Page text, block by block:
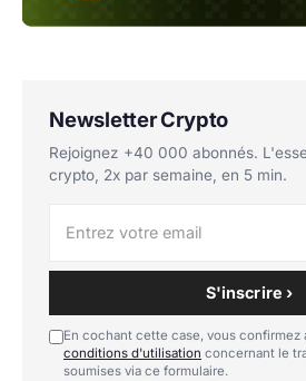
Newsletter Crypto
Rejoignez +40 000 abonnés.
crypto, 2x par semaine, en 5 min.
S'inscrire ›
En cochant cette case, vous confirmez
conditions d'utilisation concernant le
soumises via ce formulaire.